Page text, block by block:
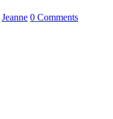
Jeanne 0 Comments